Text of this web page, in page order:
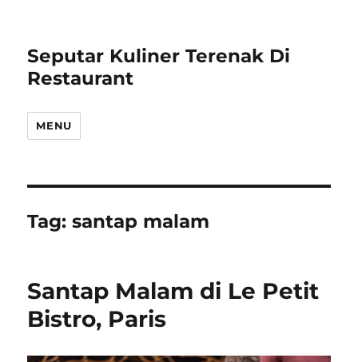
Seputar Kuliner Terenak Di
Restaurant
MENU
Tag:santap malam
Santap Malam di Le Petit
Bistro, Paris